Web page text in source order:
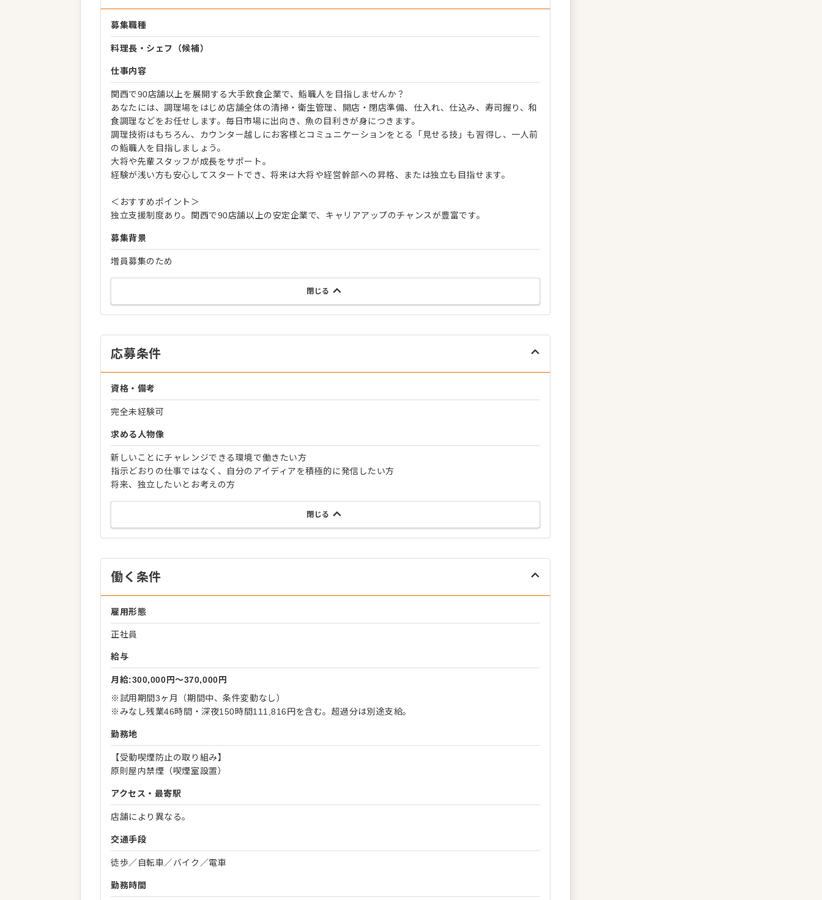
募集職種
料理長・シェフ（候補）
仕事内容
関西で90店舗以上を展開する大手飲食企業で、鮨職人を目指しませんか？
あなたには、調理場をはじめ店舗全体の清掃・衛生管理、開店・閉店準備、仕入れ、仕込み、寿司握り、和
食調理などをお任せします。毎日市場に出向き、魚の目利きが身につきます。
調理技術はもちろん、カウンター越しにお客様とコミュニケーションをとる「見せる技」も習得し、一人前
の鮨職人を目指しましょう。
大将や先輩スタッフが成長をサポート。
経験が浅い方も安心してスタートでき、将来は大将や経営幹部への昇格、または独立も目指せます。
＜おすすめポイント＞
独立支援制度あり。関西で90店舗以上の安定企業で、キャリアアップのチャンスが豊富です。
募集背景
増員募集のため
閉じる
応募条件
資格・備考
完全未経験可
求める人物像
新しいことにチャレンジできる環境で働きたい方
指示どおりの仕事ではなく、自分のアイディアを積極的に発信したい方
将来、独立したいとお考えの方
閉じる
働く条件
雇用形態
正社員
給与
月給:300,000円〜370,000円
※試用期間3ヶ月（期間中、条件変動なし）
※みなし残業46時間・深夜150時間111,816円を含む。超過分は別途支給。
勤務地
【受動喫煙防止の取り組み】
原則屋内禁煙（喫煙室設置）
アクセス・最寄駅
店舗により異なる。
交通手段
徒歩／自転車／バイク／電車
勤務時間